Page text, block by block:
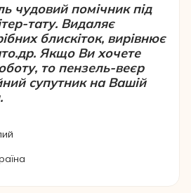
чудовий помічник під
тату. Видаляє
блискіток, вирівнює
Якщо Ви хочете
то пензель-веєр
супутник на Вашій